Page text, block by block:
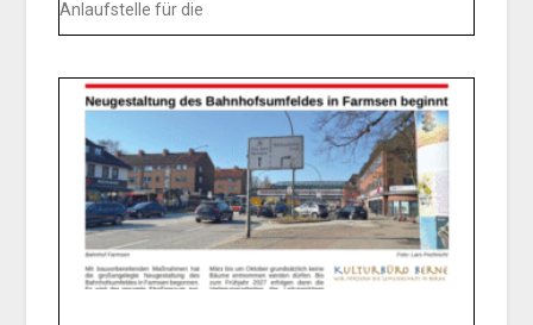
Anlaufstelle für die